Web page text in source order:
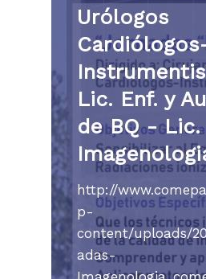
Urólogos
Lic. Enf. y
de BQ - Lic.
http://
p-
content/uploads/
adas-